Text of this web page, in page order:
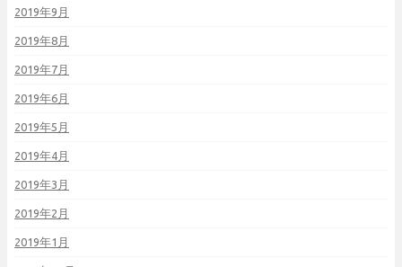
2019年9月
2019年8月
2019年7月
2019年6月
2019年5月
2019年4月
2019年3月
2019年2月
2019年1月